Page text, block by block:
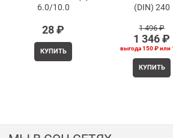
6.0/10.0
28 ₽
КУПИТЬ
(DIN) 240
1 496 ₽
1 346 ₽
выгода150 ₽или
КУПИТЬ